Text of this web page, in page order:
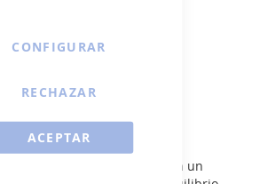
ACEPTAR
CONFIGURAR
RECHAZAR
Braun
fáciles de manejar, ofrecen un